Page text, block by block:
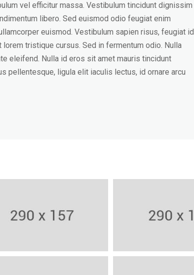
vel efficitur massa. Vestibulum tincidunt dignissim
libero. Sed euismod odio feugiat enim
euismod. Vestibulum sapien risus, feugiat id
tristique cursus. Sed in fermentum odio. Nulla
eleifend. Nulla id eros sit amet mauris tincidunt
pellentesque, ligula elit iaculis lectus, id ornare arcu